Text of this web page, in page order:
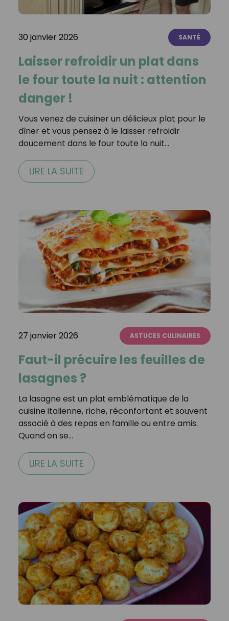
30 janvier 2026 SANTÉ
Laisser refroidir un plat dans
le four toute la nuit : attention
danger !
Vous venez de cuisiner un délicieux plat pour le
dîner et vous pensez à le laisser refroidir
doucement dans le four toute la nuit…
LIRE LA SUITE
27 janvier 2026 ASTUCES CULINAIRES
Faut-il précuire les feuilles de
lasagnes ?
La lasagne est un plat emblématique de la
cuisine italienne, riche, réconfortant et souvent
associé à des repas en famille ou entre amis.
Quand on se…
LIRE LA SUITE